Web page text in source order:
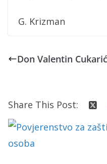
G. Krizman
Don Valentin
Share This Post: